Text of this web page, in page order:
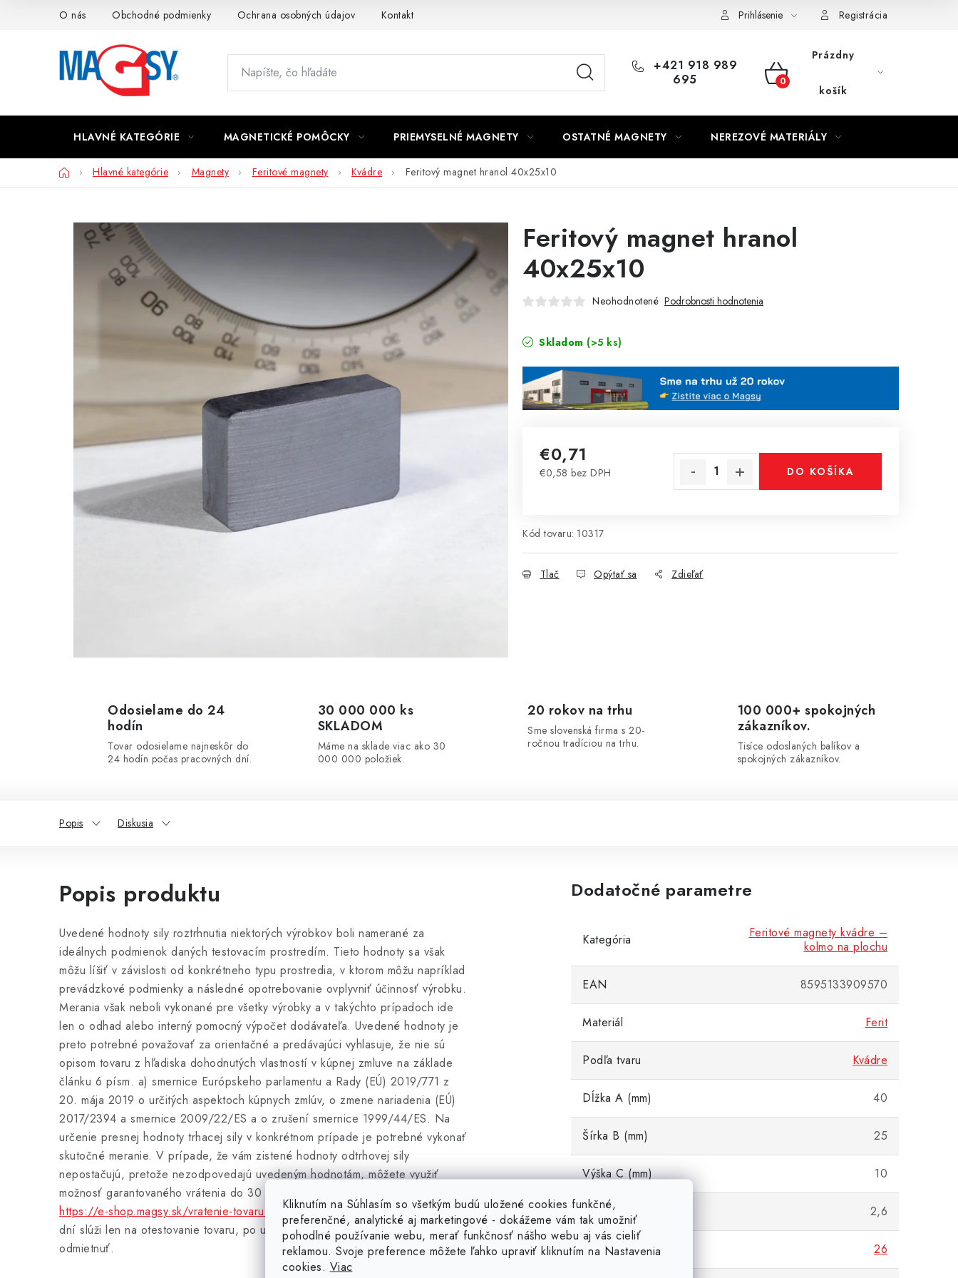
Kliknutím na Súhlasím so všetkým budú uložené cookies funkčné,
preferenčné, analytické aj marketingové - dokážeme vám tak umožniť
pohodlné používanie webu, merať funkčnosť nášho webu aj vás cieliť
reklamou. Svoje preference môžete ľahko upraviť kliknutím na Nastavenia
cookies. Viac
O nás Obchodné podmienky Ochrana osobných údajov Kontakt Prihlásenie Registrácia
+421 918 989
695
NÁKUPNÝ
Prázdny
košík
HLAVNÉ KATEGÓRIE MAGNETICKÉ POMÔCKY PRIEMYSELNÉ MAGNETY OSTATNÉ MAGNETY NEREZOVÉ MATERIÁLY
DomovHlavné kategórie Magnety Feritové magnety Kvádre Feritový magnet hranol 40x25x10
Feritový magnet hranol
40x25x10
Neohodnotené Podrobnosti hodnotenia
Skladom (>5 ks)
€0,71
€0,58 bez DPH DO KOŠÍKA
Kód tovaru: 10317
Tlač Opýtať sa Zdieľať
Odosielame do 24
hodín
Tovar odosielame najneskôr do
24 hodín počas pracovných dní.
30 000 000 ks
SKLADOM
Máme na sklade viac ako 30
000 000 položiek.
20 rokov na trhu
Sme slovenská firma s 20-
ročnou tradíciou na trhu.
100 000+ spokojných
zákazníkov.
Tisíce odoslaných balíkov a
spokojných zákazníkov.
Popis Diskusia
Popis produktu
Uvedené hodnoty sily roztrhnutia niektorých výrobkov boli namerané za
ideálnych podmienok daných testovacím prostredím. Tieto hodnoty sa však
môžu líšiť v závislosti od konkrétneho typu prostredia, v ktorom môžu napríklad
prevádzkové podmienky a následné opotrebovanie ovplyvniť účinnosť výrobku.
Merania však neboli vykonané pre všetky výrobky a v takýchto prípadoch ide
len o odhad alebo interný pomocný výpočet dodávateľa. Uvedené hodnoty je
preto potrebné považovať za orientačné a predávajúci vyhlasuje, že nie sú
opisom tovaru z hľadiska dohodnutých vlastností v kúpnej zmluve na základe
článku 6 písm. a) smernice Európskeho parlamentu a Rady (EÚ) 2019/771 z
20. mája 2019 o určitých aspektoch kúpnych zmlúv, o zmene nariadenia (EÚ)
2017/2394 a smernice 2009/22/ES a o zrušení smernice 1999/44/ES. Na
určenie presnej hodnoty trhacej sily v konkrétnom prípade je potrebné vykonať
skutočné meranie. V prípade, že vám zistené hodnoty odtrhovej sily
nepostačujú, pretože nezodpovedajú uvedeným hodnotám, môžete využiť
možnosť garantovaného vrátenia do 30 dní za podmienok uvedených tu:
https://e-shop.magsy.sk/vratenie-tovaru/
a zakúpiť silnejší magnet. Týchto 30
dní slúži len na otestovanie tovaru, po uplynutí ktorých môže predajca vrátenie
odmietnuť.
Dodatočné parametre
Kategória
Feritové magnety kvádre –
kolmo na plochu
EAN 8595133909570
Materiál Ferit
Podľa tvaru Kvádre
Dĺžka A (mm) 40
Šírka B (mm) 25
Výška C (mm) 10
Odtrhová sila (kg) 2,6
Odtrhová sila (N) 26